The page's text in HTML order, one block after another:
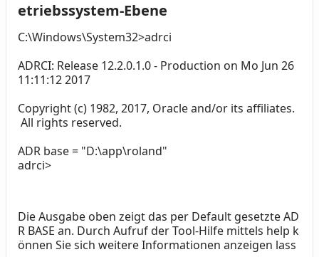
etriebssystem-Ebene
C:\Windows\System32>adrci
ADRCI: Release 12.2.0.1.0 - Production on Mo Jun 26
11:11:12 2017
Copyright (c) 1982, 2017, Oracle and/or its affiliates.
All rights reserved.
ADR base = "D:\app\roland"
adrci>
Die Ausgabe oben zeigt das per Default gesetzte AD
R BASE an. Durch Aufruf der Tool-Hilfe mittels help k
önnen Sie sich weitere Informationen anzeigen lass